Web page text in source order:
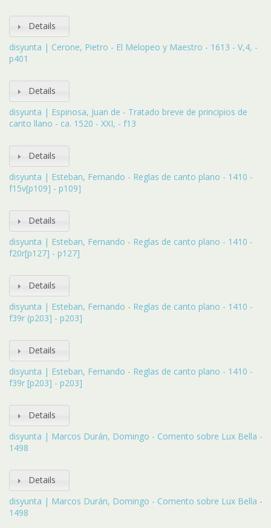
Details
disyunta | Cerone, Pietro - El Melopeo y Maestro - 1613 - V,4, -
p401
Details
disyunta | Espinosa, Juan de - Tratado breve de principios de
canto llano - ca. 1520 - XXI, - f13
Details
disyunta | Esteban, Fernando - Reglas de canto plano - 1410 -
f15v[p109] - p109]
Details
disyunta | Esteban, Fernando - Reglas de canto plano - 1410 -
f20r[p127] - p127]
Details
disyunta | Esteban, Fernando - Reglas de canto plano - 1410 -
f39r (p203] - p203]
Details
disyunta | Esteban, Fernando - Reglas de canto plano - 1410 -
f39r [p203] - p203]
Details
disyunta | Marcos Durán, Domingo - Comento sobre Lux Bella -
1498
Details
disyunta | Marcos Durán, Domingo - Comento sobre Lux Bella -
1498